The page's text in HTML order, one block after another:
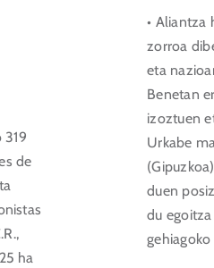
de
ha
• Aliantza
zorroa
eta
Benetan
izoztuen
Urkabe
duen
du